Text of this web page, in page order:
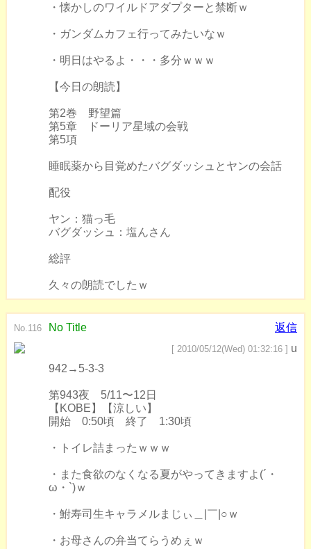
・懐かしのワイルドアダプターと禁断ｗ
・ガンダムカフェ行ってみたいなｗ
・明日はやるよ・・・多分ｗｗｗ
【今日の朗読】
第2巻 野望篇
第5章 ドーリア星域の会戦
第5項
睡眠薬から目覚めたバグダッシュとヤンの会話
配役
ヤン：猫っ毛
バグダッシュ：塩んさん
総評
久々の朗読でしたｗ
No.116 No Title 返信
[ 2010/05/12(Wed) 01:32:16 ] u
942→5-3-3
第943夜 5/11〜12日
【KOBE】【涼しい】
開始 0:50頃 終了 1:30頃
・トイレ詰まったｗｗｗ
・また食欲のなくなる夏がやってきますよ(´・
ω・`)ｗ
・鮒寿司生キャラメルまじぃ＿|￣|○ｗ
・お母さんの弁当てらうめぇｗ